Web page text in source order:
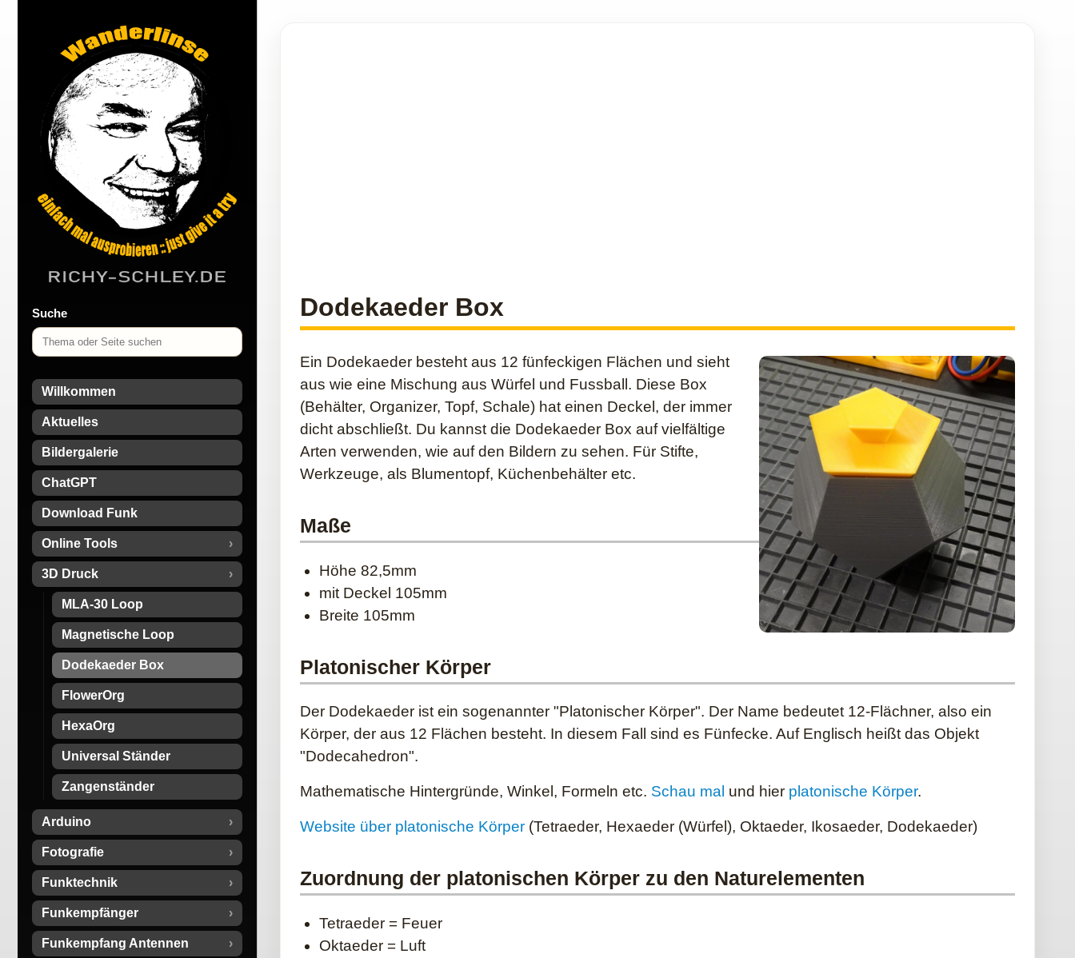
Suche
Willkommen
Aktuelles
Bildergalerie
ChatGPT
Download Funk
Online Tools
3D Druck
MLA-30 Loop
Magnetische Loop
Dodekaeder Box
FlowerOrg
HexaOrg
Universal Ständer
Zangenständer
Arduino
Fotografie
Funktechnik
Funkempfänger
Funkempfang Antennen
Dodekaeder Box
Ein Dodekaeder besteht aus 12 fünfeckigen Flächen und sieht
aus wie eine Mischung aus Würfel und Fussball. Diese Box
(Behälter, Organizer, Topf, Schale) hat einen Deckel, der immer
dicht abschließt. Du kannst die Dodekaeder Box auf vielfältige
Arten verwenden, wie auf den Bildern zu sehen. Für Stifte,
Werkzeuge, als Blumentopf, Küchenbehälter etc.
Maße
Höhe 82,5mm
mit Deckel 105mm
Breite 105mm
Platonischer Körper
Der Dodekaeder ist ein sogenannter "Platonischer Körper". Der Name bedeutet 12-Flächner, also ein
Körper, der aus 12 Flächen besteht. In diesem Fall sind es Fünfecke. Auf Englisch heißt das Objekt
"Dodecahedron".
Mathematische Hintergründe, Winkel, Formeln etc. Schau mal und hier platonische Körper.
Website über platonische Körper (Tetraeder, Hexaeder (Würfel), Oktaeder, Ikosaeder, Dodekaeder)
Zuordnung der platonischen Körper zu den Naturelementen
Tetraeder = Feuer
Oktaeder = Luft